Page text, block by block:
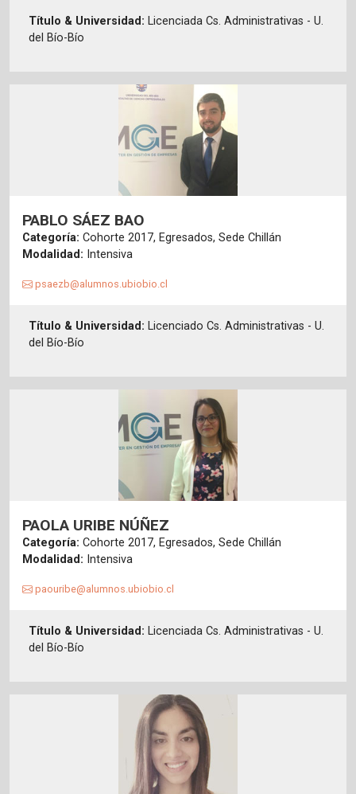
Título & Universidad: Licenciada Cs. Administrativas - U.
del Bío-Bío
PABLO SÁEZ BAO
Categoría: Cohorte 2017, Egresados, Sede Chillán
Modalidad: Intensiva
psaezb@alumnos.ubiobio.cl
Título & Universidad: Licenciado Cs. Administrativas - U.
del Bío-Bío
PAOLA URIBE NÚÑEZ
Categoría: Cohorte 2017, Egresados, Sede Chillán
Modalidad: Intensiva
paouribe@alumnos.ubiobio.cl
Título & Universidad: Licenciada Cs. Administrativas - U.
del Bío-Bío